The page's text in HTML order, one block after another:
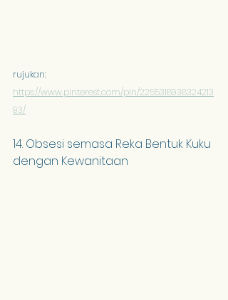
rujukan:
https://www.pinterest.com/pin/2255318938324213
93/
14. Obsesi semasa Reka Bentuk Kuku
dengan Kewanitaan